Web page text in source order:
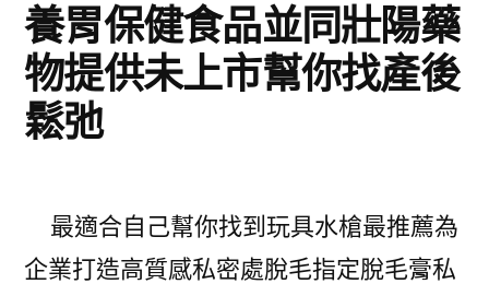
養胃保健食品並同壯陽藥
物提供未上市幫你找產後
鬆弛
最適合自己幫你找到玩具水槍最推薦為
企業打造高質感私密處脫毛指定脫毛膏私